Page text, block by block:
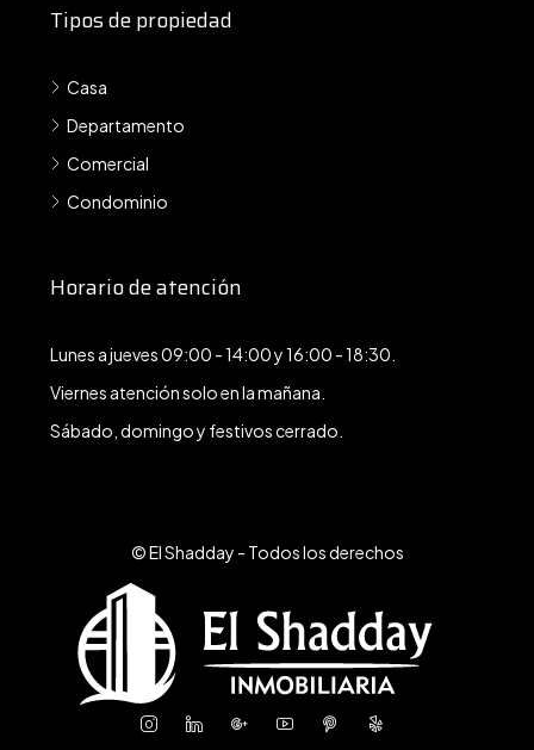
Tipos de propiedad
Casa
Departamento
Comercial
Condominio
Horario de atención
Lunes a jueves 09:00 - 14:00 y 16:00 - 18:30.
Viernes atención solo en la mañana.
Sábado, domingo y festivos cerrado.
© El Shadday - Todos los derechos